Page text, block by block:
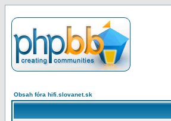
Obsah fóra hifi.slovanet.sk